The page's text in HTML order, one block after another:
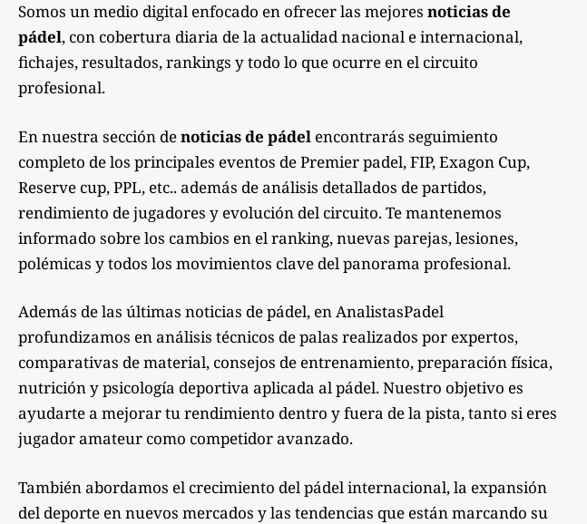
Somos un medio digital enfocado en ofrecer las mejores noticias de
pádel, con cobertura diaria de la actualidad nacional e internacional,
fichajes, resultados, rankings y todo lo que ocurre en el circuito
profesional.
En nuestra sección denoticias de pádel encontrarás seguimiento
completo de los principales eventos de Premier padel, FIP, Exagon Cup,
Reserve cup, PPL, etc.. además de análisis detallados de partidos,
rendimiento de jugadores y evolución del circuito. Te mantenemos
informado sobre los cambios en el ranking, nuevas parejas, lesiones,
polémicas y todos los movimientos clave del panorama profesional.
Además de las últimas noticias de pádel, en AnalistasPadel
profundizamos en análisis técnicos de palas realizados por expertos,
comparativas de material, consejos de entrenamiento, preparación física,
nutrición y psicología deportiva aplicada al pádel. Nuestro objetivo es
ayudarte a mejorar tu rendimiento dentro y fuera de la pista, tanto si eres
jugador amateur como competidor avanzado.
También abordamos el crecimiento del pádel internacional, la expansión
del deporte en nuevos mercados y las tendencias que están marcando su